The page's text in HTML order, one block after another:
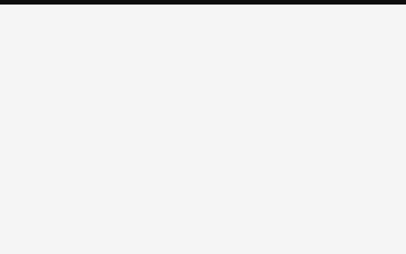
REDES SOCIALES